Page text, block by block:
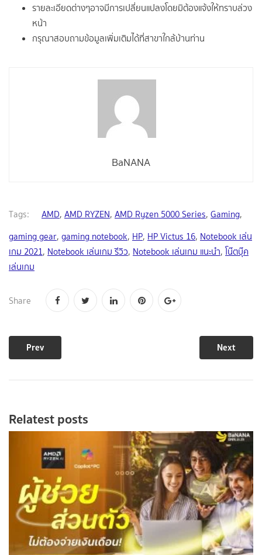
รายละเอียดต่างๆอาจมีการเปลี่ยนแปลงโดยมิต้องแจ้งให้ทราบล่วง
หน้า
กรุณาสอบถามข้อมูลเพิ่มเติมได้ที่สาขาใกล้บ้านท่าน
BaNANA
Tags: AMD, AMD RYZEN, AMD Ryzen 5000 Series, Gaming,
gaming gear, gaming notebook, HP, HP Victus 16, Notebook เล่น
เกม 2021, Notebook เล่นเกม รีวิว, Notebook เล่นเกม แนะนำ, โน๊ตบุ๊ค
เล่นเกม
Share
Prev Next
Relatest posts